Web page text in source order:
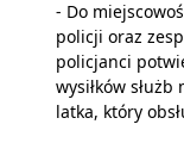
- Do
policji oraz
policjanci
wysiłków
latka, który